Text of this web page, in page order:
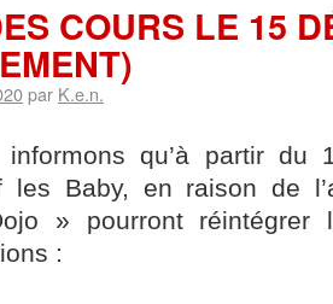
COURS LE 15
par K.e.n.
qu’à partir du
les Baby, en raison de
» pourront
: